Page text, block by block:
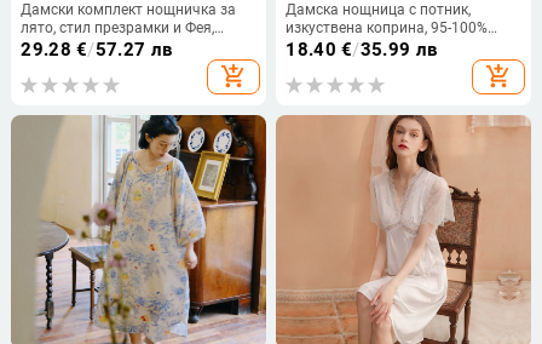
Дамски комплект нощничка за
лято, стил презрамки и Фея,
ледено коприна, 80–90%
полиестер, ултра тънък плат
29.28 €/57.27 лв
add_shopping_cart
Дамска нощница с потник,
изкуствена коприна, 95-100%
полиестер, средно тегло 161-180
18.40 €/35.99 лв
add_shopping_cart